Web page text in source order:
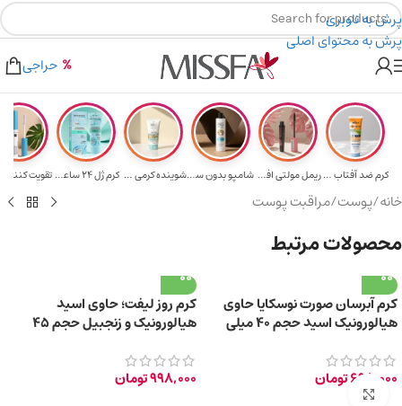
پرش به ناوبری
پرش به محتوای اصلی
۲٪ تخفیف روی سبد خرید برای روش کارت به کارت
هدیه برای خرید های بالای ۵ میلیون تومن
حراجی
کرم ضد آفتاب حا... ریمل مولتی افکت... شامپو بدون سولف... شوینده کرمی صور... کرم ژل ۲۴ ساعته... تقویت‌ کننده
خانه/پوست/مراقبت پوست
محصولات مرتبط
کرم آبرسان صورت نوسکایا حاوی
هیالورونیک اسید حجم 40 میلی
698,000تومان
کرم روز لیفت؛ حاوی اسید
هیالورونیک و زنجبیل حجم 45
998,000تومان
برای بزرگ‌نمایی کلیک کنید